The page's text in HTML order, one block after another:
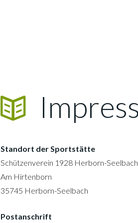
Standort der Sportstätte
Schützenverein 1928 Herborn-
Am Hirtenborn
35745 Herborn-Seelbach
Postanschrift